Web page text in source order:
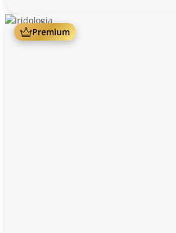
Premium